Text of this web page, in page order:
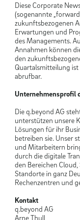
Diese Corporate
(sogenannte
zukunftsbezogenen
Erwartungen und
des Managements.
Annahmen können
den
Quartalsmitteilung
abrufbar.
Unternehmensprofil
Die q.beyond AG
unterstützen unsere
Lösungen für ihr
betreiben sie. Unser
und Mitarbeitern
durch die digitale
den Bereichen
Standorte in ganz
Rechenzentren und
Kontakt
q.beyond AG
Arne Thull